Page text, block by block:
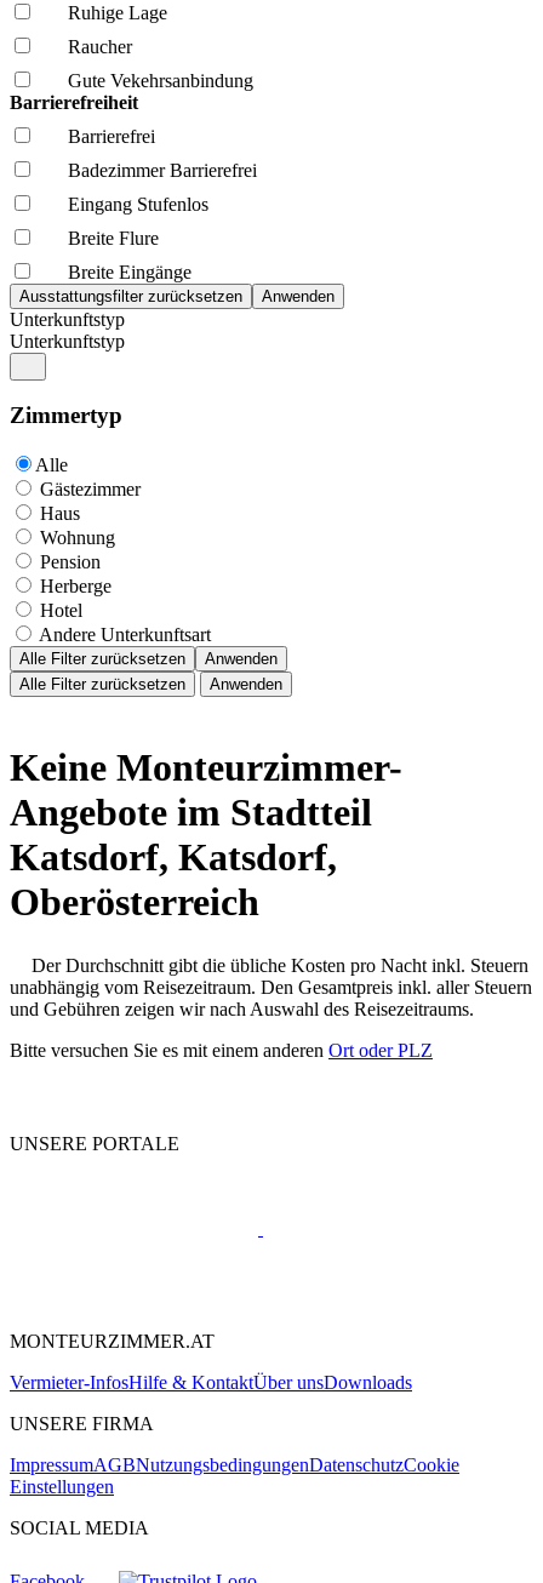
Ruhige Lage
Raucher
Gute Vekehrsanbindung
Barrierefreiheit
Barrierefrei
Badezimmer Barrierefrei
Eingang Stufenlos
Breite Flure
Breite Eingänge
Unterkunftstyp
Unterkunftstyp
Zimmertyp
Alle
Gästezimmer
Haus
Wohnung
Pension
Herberge
Hotel
Andere Unterkunftsart
Alle Filter zurücksetzen
Anwenden
Alle Filter zurücksetzen
Anwenden
Keine Monteurzimmer-
Angebote im Stadtteil
Katsdorf, Katsdorf,
Oberösterreich
Der Durchschnitt gibt die übliche Kosten pro Nacht inkl. Steuern
unabhängig vom Reisezeitraum. Den Gesamtpreis inkl. aller Steuern
und Gebühren zeigen wir nach Auswahl des Reisezeitraums.
Bitte versuchen Sie es mit einem anderen Ort oder PLZ
UNSERE PORTALE
MONTEURZIMMER.AT
Vermieter-InfosHilfe & KontaktÜber unsDownloads
UNSERE FIRMA
ImpressumAGBNutzungsbedingungenDatenschutzCookie
Einstellungen
SOCIAL MEDIA